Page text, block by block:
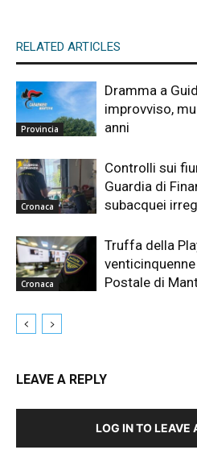
RELATED ARTICLES
Provincia
Dramma a
improvviso,
anni
Cronaca
Controlli sui
Guardia di
subacquei
Cronaca
Truffa della
Postale di
LEAVE A REPLY
LOG IN TO LEAVE